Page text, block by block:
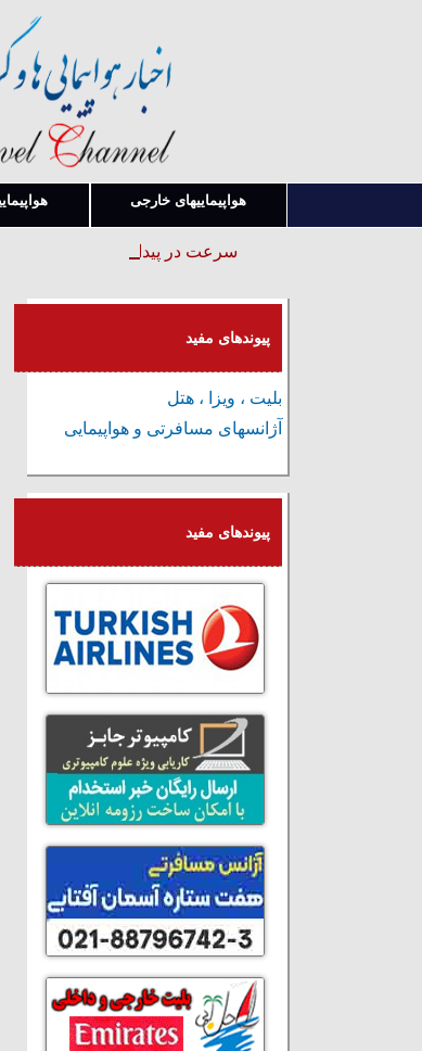
هواپیماییهای خارجی
سرعت در پیدا کردن قوانین و
پیوندهای مفید
بلیت ، ویزا ، هتل
آژانسهای مسافرتی و هواپیمایی
پیوندهای مفید